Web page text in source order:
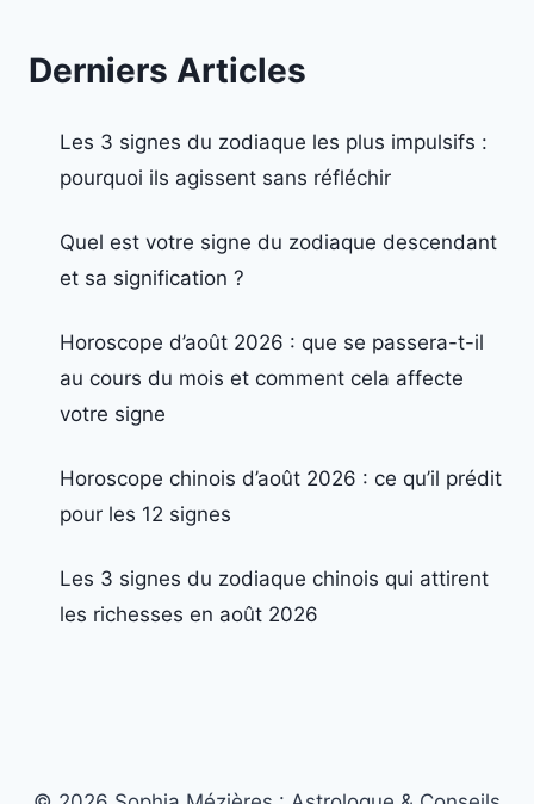
Derniers Articles
Les 3 signes du zodiaque les plus impulsifs :
pourquoi ils agissent sans réfléchir
Quel est votre signe du zodiaque descendant
et sa signification ?
Horoscope d’août 2026 : que se passera-t-il
au cours du mois et comment cela affecte
votre signe
Horoscope chinois d’août 2026 : ce qu’il prédit
pour les 12 signes
Les 3 signes du zodiaque chinois qui attirent
les richesses en août 2026